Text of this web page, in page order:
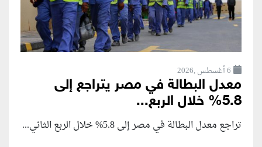
6 أغسطس ,2026
معدل البطالة في مصر يتراجع إلى
5.8% خلال الربع...
تراجع معدل البطالة في مصر إلى 5.8% خلال الربع الثاني...